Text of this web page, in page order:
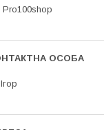
Pro100shop
Ігор